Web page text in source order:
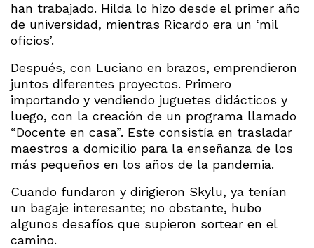
han trabajado. Hilda lo hizo desde el primer año
de universidad, mientras Ricardo era un ‘mil
oficios’.
Después, con Luciano en brazos, emprendieron
juntos diferentes proyectos. Primero
importando y vendiendo juguetes didácticos y
luego, con la creación de un programa llamado
“Docente en casa”. Este consistía en trasladar
maestros a domicilio para la enseñanza de los
más pequeños en los años de la pandemia.
Cuando fundaron y dirigieron Skylu, ya tenían
un bagaje interesante; no obstante, hubo
algunos desafíos que supieron sortear en el
camino.